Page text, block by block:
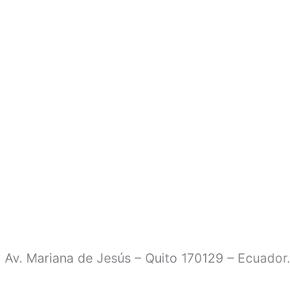
Mariana de Jesús – Quito 170129 – Ecuador.